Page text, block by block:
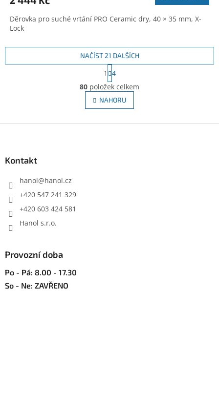
Děrovka pro suché vrtání PRO Ceramic dry, 40 × 35 mm, X-
Lock
O
v
l
á
NAČÍST 21 DALŠÍCH
S
t
r
á
n
k
v
1
4
80 položek celkem
NAHORU
Kontakt
hanol@hanol.cz
+420 547 241 329
+420 603 424 581
Hanol s.r.o.
Provozní doba
Po - Pá: 8.00 - 17.30
So - Ne: ZAVŘENO